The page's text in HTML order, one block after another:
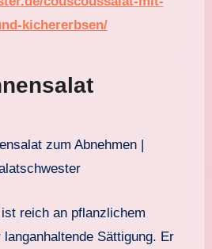
kichererbsen/
zum Abnehmen |
reich an pflanzlichem
Sättigung. Er